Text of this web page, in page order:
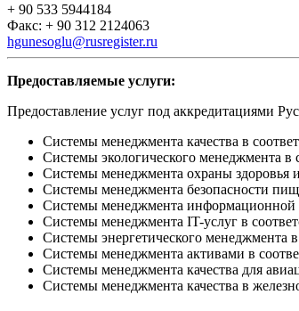
+ 90 533 5944184
Факс: + 90 312 2124063
hgunesoglu@rusregister.ru
Предоставляемые услуги:
Предоставление услуг под аккредитациями
Системы менеджмента качества в
Системы экологического менеджмента в
Системы менеджмента охраны здоровья
Системы менеджмента безопасности
Системы менеджмента информационной
Системы менеджмента IT-услуг в
Системы энергетического менеджмента
Системы менеджмента активами в
Системы менеджмента качества для
Системы менеджмента качества в